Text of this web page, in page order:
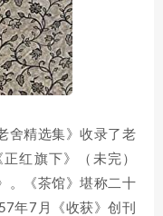
舍精选集》收录了老
红旗下》（未完）
。《茶馆》堪称二十
年7月《收获》创刊